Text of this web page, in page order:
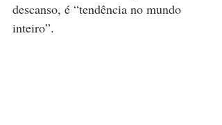
descanso, é “tendência no mundo
inteiro”.